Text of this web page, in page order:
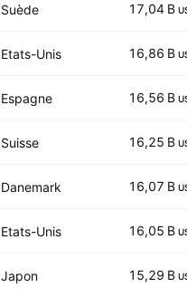
Suède 17,04 B
Etats-Unis 16,86 B
Espagne 16,56 B
Suisse 16,25 B
Danemark 16,07 B
Etats-Unis 16,05 B
Japon 15,29 B